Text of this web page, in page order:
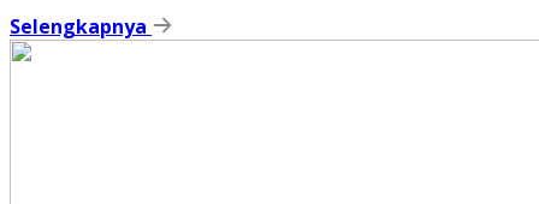
Selengkapnya